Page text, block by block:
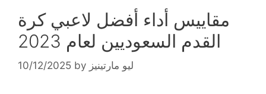
مقاييس أداء أفضل لاعبي كرة
القدم السعوديين لعام 2023
10/12/2025 by ليو مارتينيز